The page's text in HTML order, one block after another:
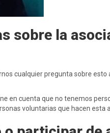
sobre la
cualquier pregunta sobre esto
en cuenta que no tenemos
voluntarias que hacen esta